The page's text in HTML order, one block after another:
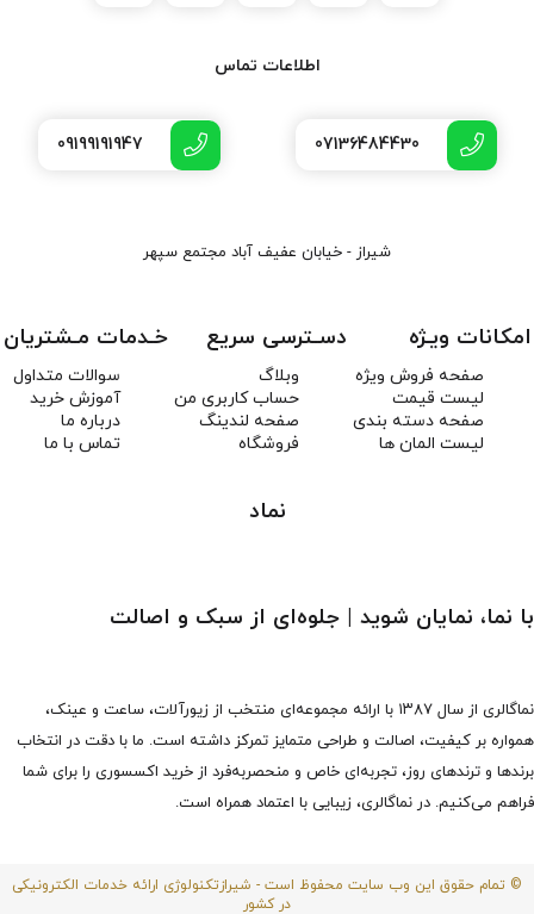
اطلاعات تماس
07136484430
09199191947
شیراز - خیابان عفیف آباد مجتمع سپهر
امکانات ویـژه
صفحه فروش ویژه
لیست قیمت
صفحه دسته بندی
لیست المان ها
دسـترسی سریع
وبلاگ
حساب کاربری من
صفحه لندینگ
فروشگاه
خـدمات مـشتریان
سوالات متداول
آموزش خرید
درباره ما
تماس با ما
نماد
با نما، نمایان شوید | جلوه‌ای از سبک و اصالت
نماگالری از سال ۱۳۸۷ با ارائه مجموعه‌ای منتخب از زیورآلات، ساعت و عینک،
همواره بر کیفیت، اصالت و طراحی متمایز تمرکز داشته است. ما با دقت در انتخاب
برندها و ترندهای روز، تجربه‌ای خاص و منحصربه‌فرد از خرید اکسسوری را برای شما
فراهم می‌کنیم. در نماگالری، زیبایی با اعتماد همراه است.
© تمام حقوق این وب سایت محفوظ است - شیرازتکنولوژی ارائه خدمات الکترونیکی
در کشور